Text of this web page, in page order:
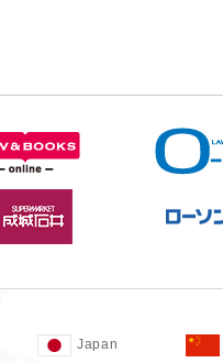
Japan